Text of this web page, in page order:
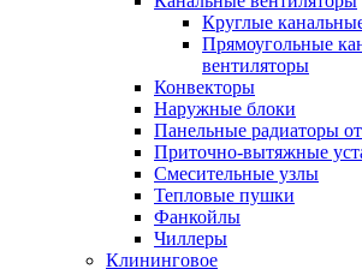
Круглые
Прямоугольные
вентиляторы
Конвекторы
Наружные блоки
Панельные радиаторы
Приточно-вытяжные
Смесительные узлы
Тепловые пушки
Фанкойлы
Чиллеры
Клининговое